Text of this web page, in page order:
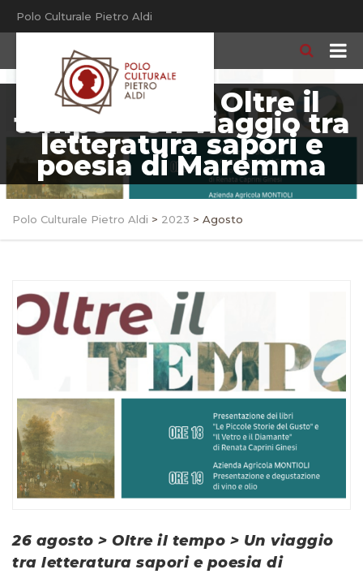
Polo Culturale Pietro Aldi
26 agosto > Oltre il
tempo > Un viaggio tra
letteratura sapori e
poesia di Maremma
Polo Culturale Pietro Aldi > 2023 > Agosto
26 agosto > Oltre il tempo > Un viaggio
tra letteratura sapori e poesia di